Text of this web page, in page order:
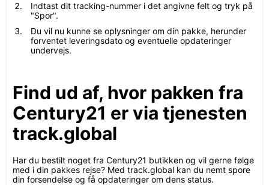
Indtast dit tracking-nummer i det angivne felt og tryk på
"Spor".
Du vil nu kunne se oplysninger om din pakke, herunder
forventet leveringsdato og eventuelle opdateringer
undervejs.
Find ud af, hvor pakken fra
Century21 er via tjenesten
track.global
Har du bestilt noget fra Century21 butikken og vil gerne følge
med i din pakkes rejse? Med track.global kan du nemt spore
din forsendelse og få opdateringer om dens status.